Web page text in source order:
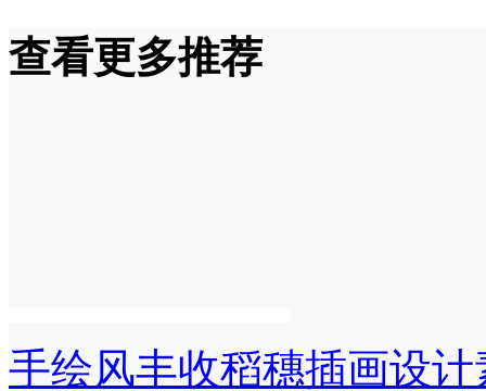
查看更多推荐
手绘风丰收稻穗插画设计